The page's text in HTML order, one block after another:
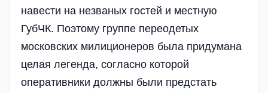
навести на незваных гостей и местную
ГубЧК. Поэтому группе переодетых
московских милиционеров была придумана
целая легенда, согласно которой
оперативники должны были предстать